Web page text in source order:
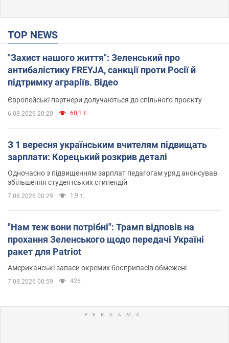
TOP NEWS
"Захист нашого життя": Зеленський про
антибалістику FREYJA, санкції проти Росії й
підтримку аграріїв. Відео
Європейські партнери долучаються до спільного проєкту
6.08.2026 20:20 60,1 т.
З 1 вересня українським вчителям підвищать
зарплати: Корецький розкрив деталі
Одночасно з підвищенням зарплат педагогам уряд анонсував
збільшення студентських стипендій
7.08.2026 00:29 1,9 т.
"Нам теж вони потрібні": Трамп відповів на
прохання Зеленського щодо передачі Україні
ракет для Patriot
Американські запаси окремих боєприпасів обмежені
7.08.2026 00:59 426